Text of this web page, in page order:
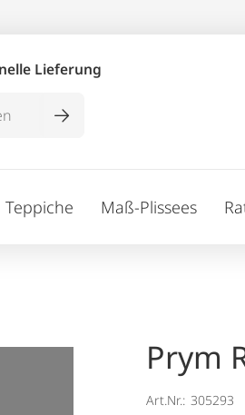
Lieferung
Teppiche Maß-Plissees
Prym
Art.Nr.: 305293